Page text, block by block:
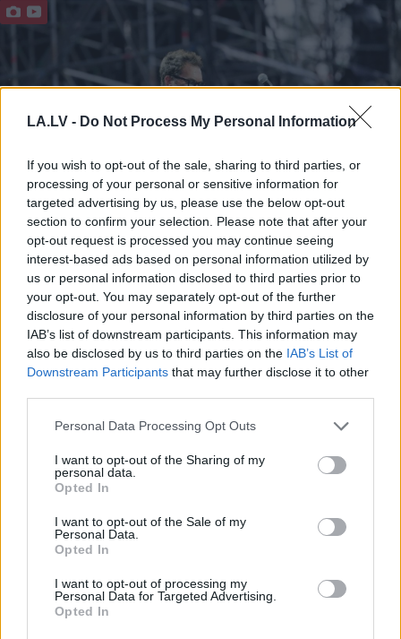
LA.LV - Do Not Process My Personal Information
If you wish to opt-out of the sale, sharing to third parties, or
processing of your personal or sensitive information for
targeted advertising by us, please use the below opt-out
section to confirm your selection. Please note that after your
opt-out request is processed you may continue seeing
interest-based ads based on personal information utilized by
us or personal information disclosed to third parties prior to
your opt-out. You may separately opt-out of the further
disclosure of your personal information by third parties on the
IAB’s list of downstream participants. This information may
also be disclosed by us to third parties on the IAB’s List of
Downstream Participants that may further disclose it to other
Please note that this website/app uses one or more Google
not limited to your visit or usage behaviour. You may click to
grant or deny consent to Google and its third-party tags to
use your data for below specified purposes in below Google
consent section.
Personal Data Processing Opt Outs
I want to opt-out of the Sharing of my
personal data.
Opted In
I want to opt-out of the Sale of my
Personal Data.
Opted In
I want to opt-out of processing my
Personal Data for Targeted Advertising.
Opted In
VIDEO. Spānijas lidostā
pēkšņi atskan Raimonda
Paula mūzika! Pie
klavierēm – Māris Grigalis
esi izvilcis laimīgo
lozi? Lūk, par kādām
sievām kļūst katrā
mēnesī dzimušās
sievietes
Rīsu ūdens –
mārketinga triks vai
kāpēc korejietes
izskatās tik satriecoši